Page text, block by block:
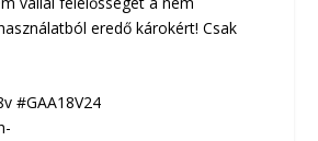
eredő károkért! Csak
#GAA18V24